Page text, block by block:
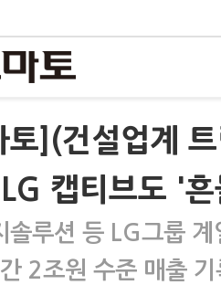
토](건설업계
캡티브도 '흔
솔루션 등 LG그룹
2조원 수준 매출